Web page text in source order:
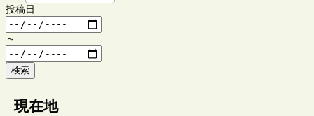
投稿日
～
検索
現在地